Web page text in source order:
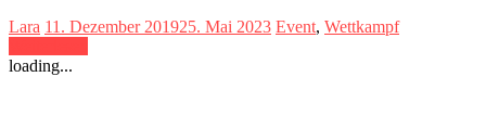
Lara 11. Dezember 201925. Mai 2023 Event, Wettkampf
loading...